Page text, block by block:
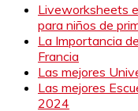
Liveworksheets
para niños de
La Importancia
Francia
Las mejores
Las mejores
2024